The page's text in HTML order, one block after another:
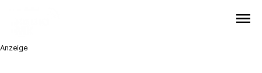
menu
Anzeige